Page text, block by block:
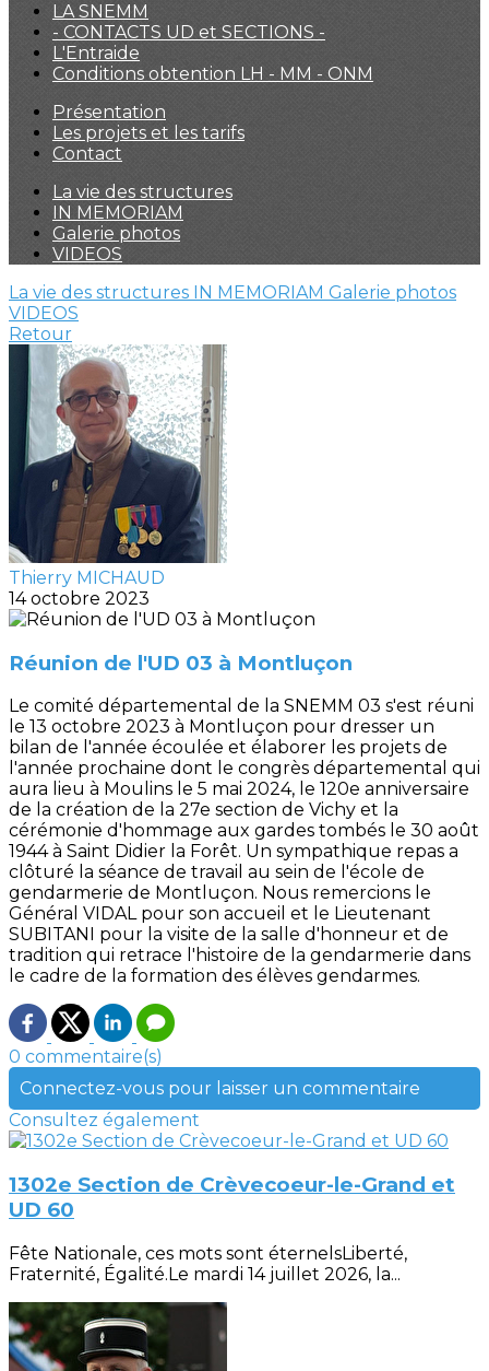
LA SNEMM
- CONTACTS UD et SECTIONS -
L'Entraide
Conditions obtention LH - MM - ONM
Présentation
Les projets et les tarifs
Contact
La vie des structures
IN MEMORIAM
Galerie photos
VIDEOS
La vie des structures IN MEMORIAM Galerie photos
VIDEOS
Retour
Thierry MICHAUD
14 octobre 2023
Réunion de l'UD 03 à Montluçon
Le comité départemental de la SNEMM 03 s'est réuni
le 13 octobre 2023 à Montluçon pour dresser un
bilan de l'année écoulée et élaborer les projets de
l'année prochaine dont le congrès départemental qui
aura lieu à Moulins le 5 mai 2024, le 120e anniversaire
de la création de la 27e section de Vichy et la
cérémonie d'hommage aux gardes tombés le 30 août
1944 à Saint Didier la Forêt. Un sympathique repas a
clôturé la séance de travail au sein de l'école de
gendarmerie de Montluçon. Nous remercions le
Général VIDAL pour son accueil et le Lieutenant
SUBITANI pour la visite de la salle d'honneur et de
tradition qui retrace l'histoire de la gendarmerie dans
le cadre de la formation des élèves gendarmes.
0 commentaire(s)
Connectez-vous pour laisser un commentaire
Consultez également
1302e Section de Crèvecoeur-le-Grand et
UD 60
Fête Nationale, ces mots sont éternelsLiberté,
Fraternité, Égalité.Le mardi 14 juillet 2026, la...